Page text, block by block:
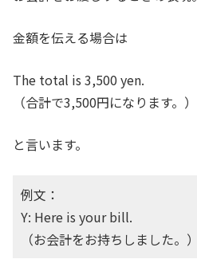
金額を伝える場合は
The total is 3,500 yen.
（合計で3,500円になります。）
と言います。
例文：
Y: Here is your bill.
（お会計をお持ちしました。）